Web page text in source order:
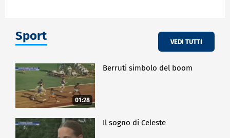
Sport VEDI TUTTI
01:28
Berruti simbolo del boom
Il sogno di Celeste